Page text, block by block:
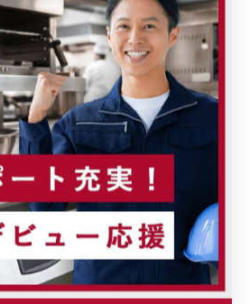
一覧に戻る 次のページ >
関連タグ
#厨房 #水道工事